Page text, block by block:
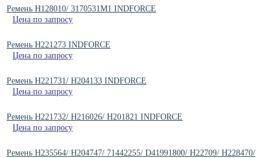
Ремень H128010/ 3170531M1 INDFORCE
Цена по запросу
Ремень H221273 INDFORCE
Цена по запросу
Ремень H221731/ H204133 INDFORCE
Цена по запросу
Ремень H221732/ H216026/ H201821 INDFORCE
Цена по запросу
Ремень H235564/ H204747/ 71442255/ D41991800/ H22709/ H228470/